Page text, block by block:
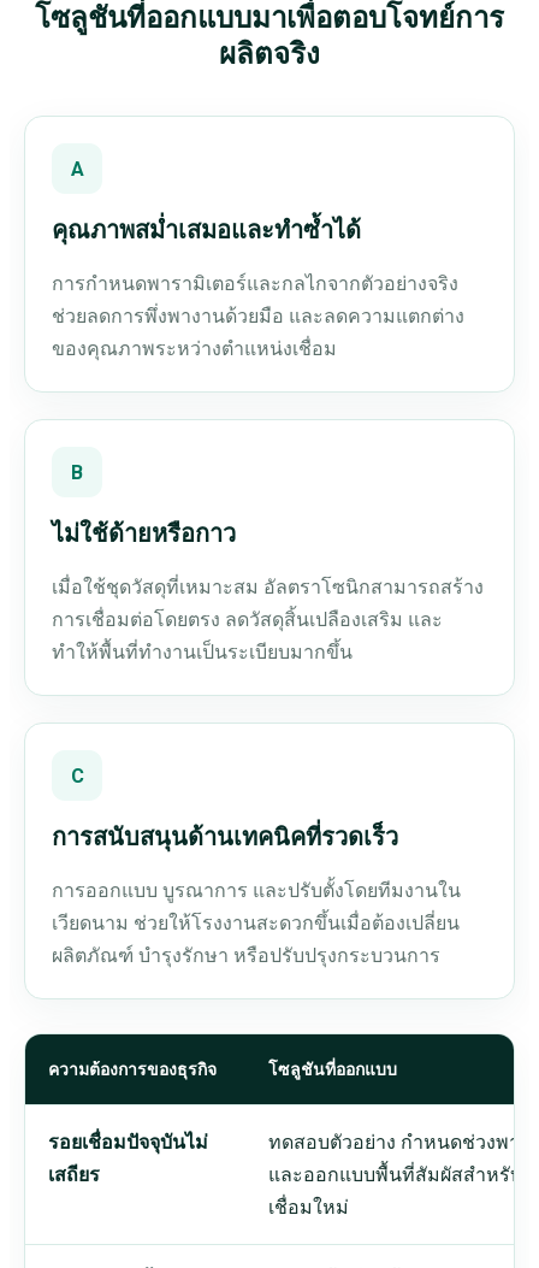
โซลูชันที่ออกแบบมาเพื่อตอบโจทย์การ
ผลิตจริง
A
คุณภาพสม่ำเสมอและทำซ้ำได้
การกำหนดพารามิเตอร์และกลไกจากตัวอย่างจริง
ช่วยลดการพึ่งพางานด้วยมือ และลดความแตกต่าง
ของคุณภาพระหว่างตำแหน่งเชื่อม
B
ไม่ใช้ด้ายหรือกาว
เมื่อใช้ชุดวัสดุที่เหมาะสม อัลตราโซนิกสามารถสร้าง
การเชื่อมต่อโดยตรง ลดวัสดุสิ้นเปลืองเสริม และ
ทำให้พื้นที่ทำงานเป็นระเบียบมากขึ้น
C
การสนับสนุนด้านเทคนิคที่รวดเร็ว
การออกแบบ บูรณาการ และปรับตั้งโดยทีมงานใน
เวียดนาม ช่วยให้โรงงานสะดวกขึ้นเมื่อต้องเปลี่ยน
ผลิตภัณฑ์ บำรุงรักษา หรือปรับปรุงกระบวนการ
ความต้องการของธุรกิจ โซลูชันที่ออกแบบ
รอยเชื่อมปัจจุบันไม่
เสถียร
ทดสอบตัวอย่าง กำหนดช่วงพาร
และออกแบบพื้นที่สัมผัสสำหรับก
เชื่อมใหม่